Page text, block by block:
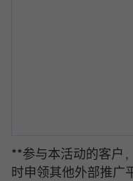
**参与本活动的客户
时申领其他外部推广